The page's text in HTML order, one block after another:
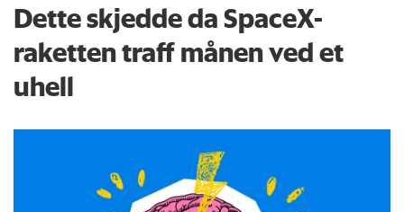
Dette skjedde da SpaceX-
raketten traff månen ved et
uhell